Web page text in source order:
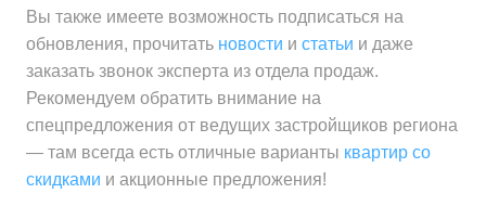
Вы также имеете возможность подписаться на
обновления, прочитать новости и статьи и даже
заказать звонок эксперта из отдела продаж.
Рекомендуем обратить внимание на
спецпредложения от ведущих застройщиков региона
— там всегда есть отличные варианты квартир со
скидками и акционные предложения!